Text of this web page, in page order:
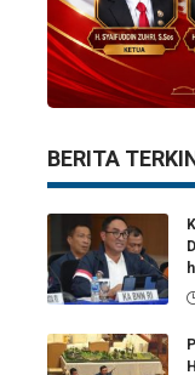
BERITA